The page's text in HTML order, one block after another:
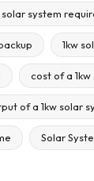
solar system
1kw
cost of a
of a 1kw solar
Solar